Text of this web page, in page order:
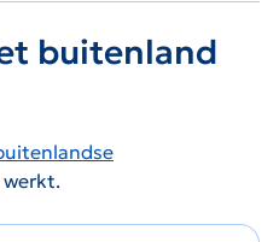
buitenland